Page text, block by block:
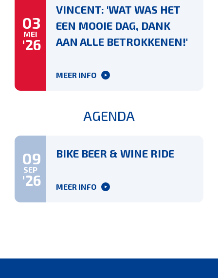
03
MEI
'26
VINCENT: 'WAT WAS HET
EEN MOOIE DAG, DANK
AAN ALLE BETROKKENEN!'
MEER INFO
AGENDA
09
SEP
'26
BIKE BEER & WINE RIDE
MEER INFO